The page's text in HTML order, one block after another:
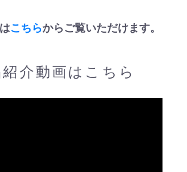
こちらからご覧いただけます。
介動画はこちら